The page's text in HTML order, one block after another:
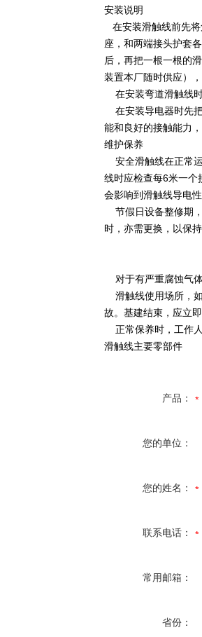
安装说明
在安装滑触线前先将
座，和两端接头护套
后，再把一根一根的
装置本厂随时供应）
在安装弯道滑触线时
在安装导电器时先
能和良好的接触能力
维护保养
安全滑触线在正常
线时应检查每6米一个
会影响到滑触线导电
节假日设备整修期
时，亦需更换，以保
对于有严重腐蚀气体
滑触线使用场所，
故。基建结束，应立
正常保养时，工作人
滑触线主要零部件
产品：
您的单位：
您的姓名：
联系电话：
常用邮箱：
省份：